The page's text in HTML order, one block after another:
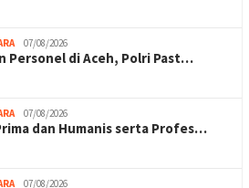
07/08/2026
Personel di Aceh, Polri Past…
07/08/2026
dan Humanis serta Profes…
07/08/2026